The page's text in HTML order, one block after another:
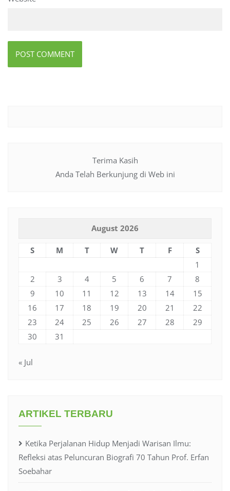
Terima Kasih
Anda Telah Berkunjung di Web ini
August 2026
S M T W T F
S
1
2
3 4 5 6 7
8
9
10 11 12 13 14
15
16
17 18 19 20 21
22
23
24 25 26 27 28
29
30
31
« Jul
ARTIKEL TERBARU
Ketika Perjalanan Hidup Menjadi Warisan Ilmu:
Refleksi atas Peluncuran Biografi 70 Tahun Prof. Erfan
Soebahar